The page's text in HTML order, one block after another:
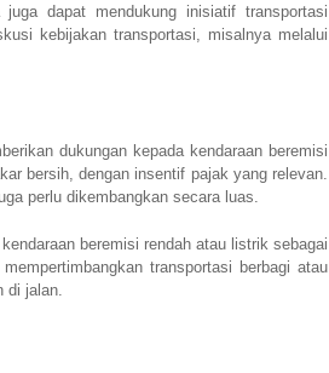
dapat mendukung inisiatif transportasi
kebijakan transportasi, misalnya melalui
dukungan kepada kendaraan beremisi
bersih, dengan insentif pajak yang relevan.
perlu dikembangkan secara luas.
beremisi rendah atau listrik sebagai
transportasi berbagi atau
di jalan.